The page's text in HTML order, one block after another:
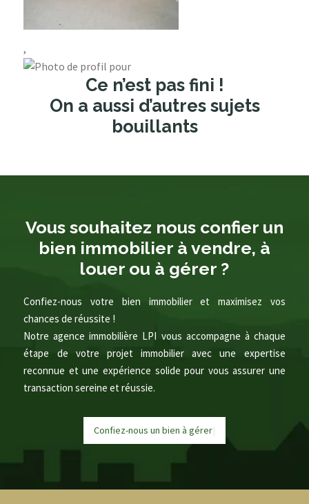
,
Ce n’est pas fini !
On a aussi d’autres sujets
bouillants
Vous souhaitez nous confier un
bien immobilier à vendre, à
louer ou à gérer ?
Confiez-nous votre bien immobilier et maximisez vos
chances de réussite !
Notre agence immobilière LPI vous accompagne à chaque
étape de votre projet immobilier avec une expertise
reconnue et une expérience solide pour vous assurer une
transaction sereine et réussie.
Confiez-nous un bien àgére|